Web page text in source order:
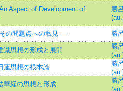
Aspect of Development of
勝
の問題点への私見 — 勝
識思想の形成と展開
勝
蓮思想の根本論
勝
華経の思想と形成
勝